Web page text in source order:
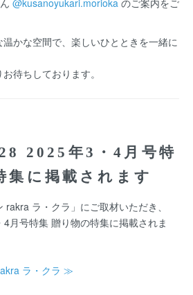
@kusanoyukari.morioka のご案内をご
かな空間で、楽しいひとときを一緒に
待ちしております。
2025年3・4月号特
集に掲載されます
rakra ラ・クラ」にご取材いただき、
月号特集 贈り物の特集に掲載されま
ラ・クラ ≫